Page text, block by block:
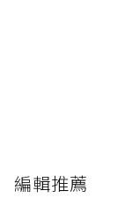
編輯推薦